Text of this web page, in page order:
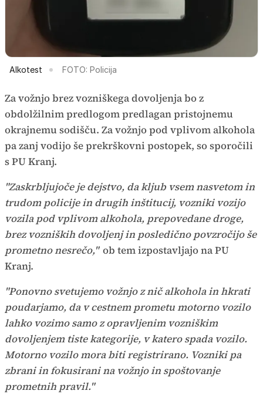
Alkotest FOTO: Policija
Za vožnjo brez vozniškega dovoljenja bo z
obdolžilnim predlogom predlagan pristojnemu
okrajnemu sodišču. Za vožnjo pod vplivom alkohola
pa zanj vodijo še prekrškovni postopek, so sporočili
s PU Kranj.
"Zaskrbljujoče je dejstvo, da kljub vsem nasvetom in
trudom policije in drugih inštitucij, vozniki vozijo
vozila pod vplivom alkohola, prepovedane droge,
brez vozniških dovoljenj in posledično povzročijo še
prometno nesrečo," ob tem izpostavljajo na PU
Kranj.
"Ponovno svetujemo vožnjo z nič alkohola in hkrati
poudarjamo, da v cestnem prometu motorno vozilo
lahko vozimo samo z opravljenim vozniškim
dovoljenjem tiste kategorije, v katero spada vozilo.
Motorno vozilo mora biti registrirano. Vozniki pa
zbrani in fokusirani na vožnjo in spoštovanje
prometnih pravil."